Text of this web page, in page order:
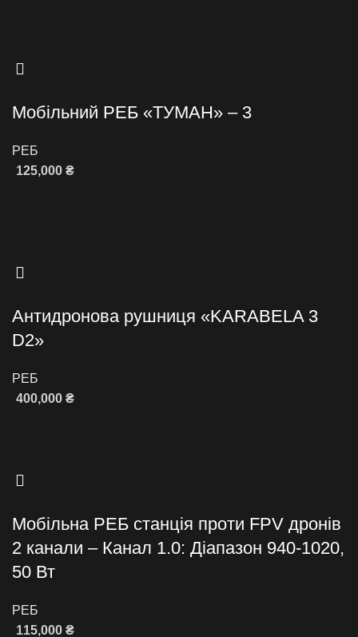
Мобільний РЕБ «ТУМАН» – 3
РЕБ
125,000 ₴
Антидронова рушниця «KARABELA 3
D2»
РЕБ
400,000 ₴
Мобільна РЕБ станція проти FPV дронів
2 канали – Канал 1.0: Діапазон 940-1020,
50 Вт
РЕБ
115,000 ₴